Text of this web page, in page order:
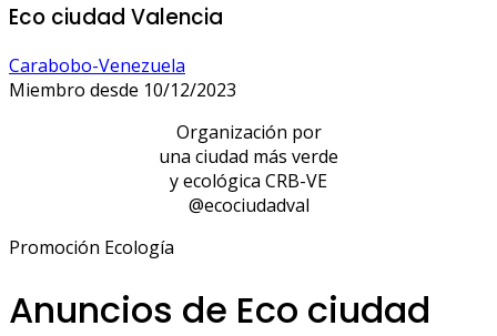
Eco ciudad Valencia
Carabobo-Venezuela
Miembro desde 10/12/2023
Organización por
una ciudad más verde
y ecológica CRB-VE
@ecociudadval
Promoción Ecología
Anuncios de Eco ciudad